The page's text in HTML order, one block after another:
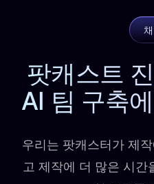
팟캐스트
AI 팀 구축
우리는 팟캐스터가 제
고 제작에 더 많은 시간